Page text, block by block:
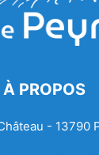
À PROPOS
- 13790